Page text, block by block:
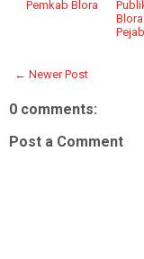
Pemkab Blora
← Newer Post
0 comments:
Post a Comment